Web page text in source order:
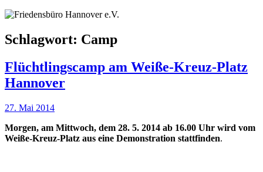
Schlagwort: Camp
Flüchtlingscamp am Weiße-Kreuz-Platz
Hannover
27. Mai 2014
Morgen, am Mittwoch, dem 28. 5. 2014 ab 16.00 Uhr wird vom
Weiße-Kreuz-Platz aus eine Demonstration stattfinden.